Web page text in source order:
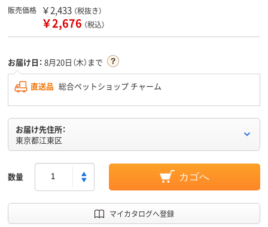
販売価格 ￥2,433 （税抜き）
￥2,676 （税込）
お届け日： 8月20日（木）まで
直送品 総合ペットショップ チャーム
お届け先住所：
東京都江東区
数量 カゴへ
マイカタログへ登録